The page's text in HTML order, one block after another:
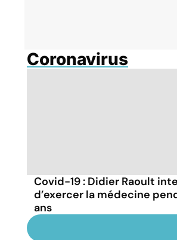
Coronavirus
Covid-19 : Didier Raoult
d’exercer la médecine
ans